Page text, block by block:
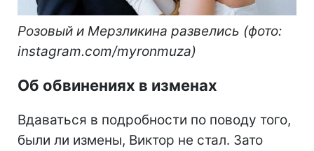
Розовый и Мерзликина развелись (фото:
instagram.com/myronmuza)
Об обвинениях в изменах
Вдаваться в подробности по поводу того,
были ли измены, Виктор не стал. Зато